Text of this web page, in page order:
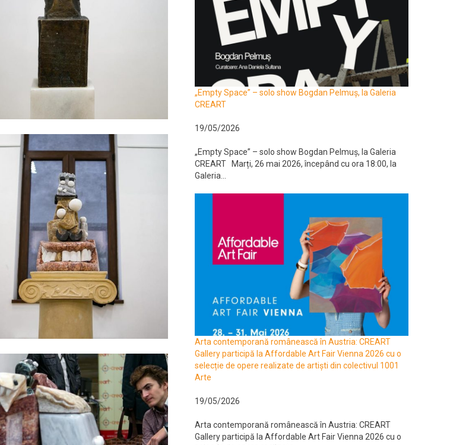
„Empty Space” – solo show Bogdan Pelmuș, la Galeria
CREART
19/05/2026
„Empty Space” – solo show Bogdan Pelmuș, la Galeria
CREART Marți, 26 mai 2026, începând cu ora 18:00, la
Galeria...
Arta contemporană românească în Austria: CREART
Gallery participă la Affordable Art Fair Vienna 2026 cu o
selecție de opere realizate de artiști din colectivul 1001
Arte
19/05/2026
Arta contemporană românească în Austria: CREART
Gallery participă la Affordable Art Fair Vienna 2026 cu o